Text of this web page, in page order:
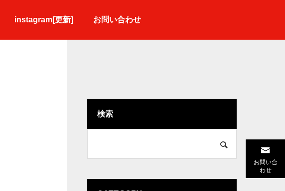
instagram[更新] お問い合わせ
検索
お問い合
わせ